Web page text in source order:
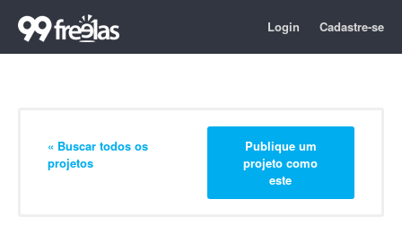
Login Cadastre-se
« Buscar todos os
projetos
Publique um
projeto como
este